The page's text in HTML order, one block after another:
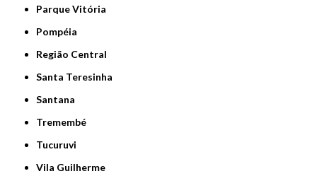
Parque Vitória
Pompéia
Região Central
Santa Teresinha
Santana
Tremembé
Tucuruvi
Vila Guilherme